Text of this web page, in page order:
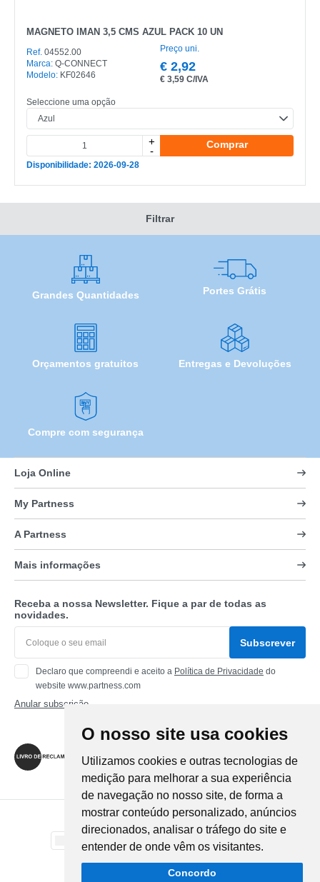
O nosso site usa cookies
Utilizamos cookies e outras tecnologias de
medição para melhorar a sua experiência
de navegação no nosso site, de forma a
mostrar conteúdo personalizado, anúncios
direcionados, analisar o tráfego do site e
entender de onde vêm os visitantes.
Concordo
MAGNETO IMAN 3,5 CMS AZUL PACK 10 UN
Ref. 04552.00
Marca: Q-CONNECT
Modelo: KF02646
Preço uni.
€ 2,92
€ 3,59 C/IVA
Seleccione uma opção
+
-
Comprar
Disponibilidade: 2026-09-28
Filtrar
Grandes Quantidades Portes Grátis
Orçamentos gratuitos Entregas e Devoluções
Compre com segurança
Loja Online
My Partness
A Partness
Mais informações
Receba a nossa Newsletter. Fique a par de todas as
novidades.
Subscrever
Declaro que compreendi e aceito a Política de Privacidade do
website www.partness.com
Anular subscrição
Siga-nos
Método de Pagamento
Método de Envio